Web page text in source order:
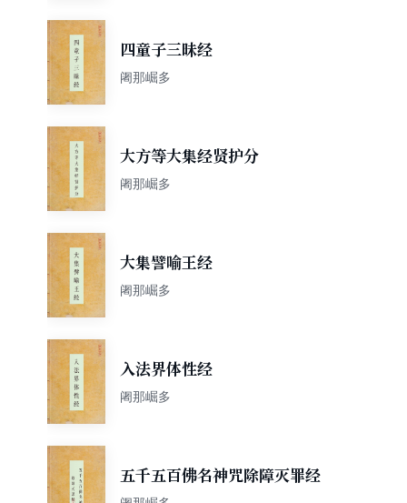
四童子三昧经
阇那崛多
大方等大集经贤护分
阇那崛多
大集譬喻王经
阇那崛多
入法界体性经
阇那崛多
五千五百佛名神咒除障灭罪经